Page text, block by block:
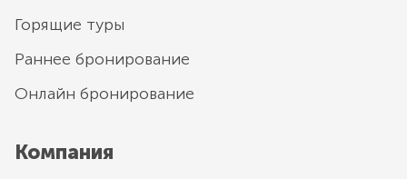
Горящие туры
Раннее бронирование
Онлайн бронирование
Компания